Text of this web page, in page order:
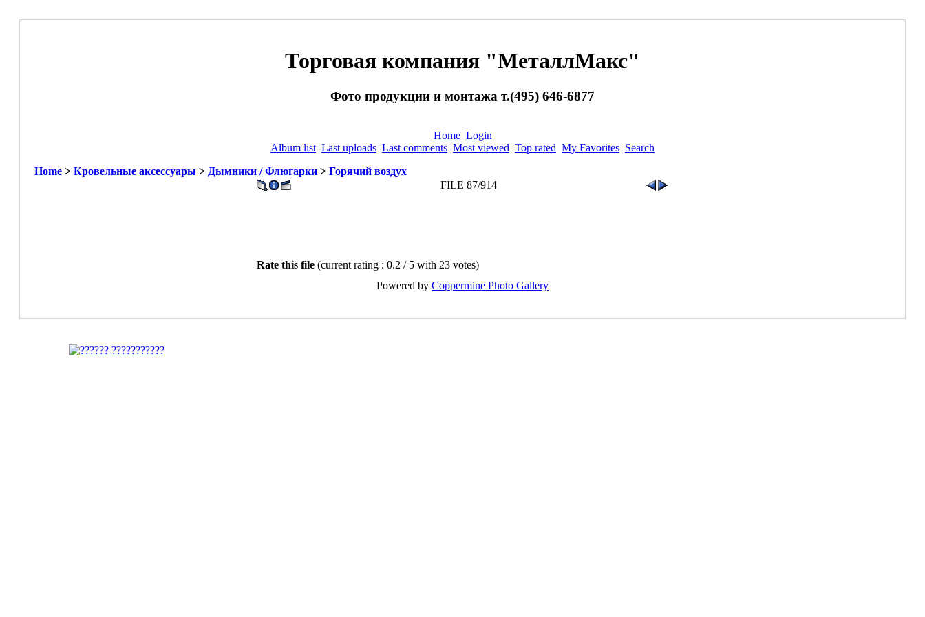
Торговая компания "МеталлМакс"
Фото продукции и монтажа т.(495) 646-6877
Home Login
Album list Last uploads Last comments Most viewed Top rated My Favorites Search
Home > Кровельные аксессуары > Дымники / Флюгарки > Горячий воздух
FILE 87/914
Rate this file (current rating : 0.2 / 5 with 23 votes)
Powered by Coppermine Photo Gallery